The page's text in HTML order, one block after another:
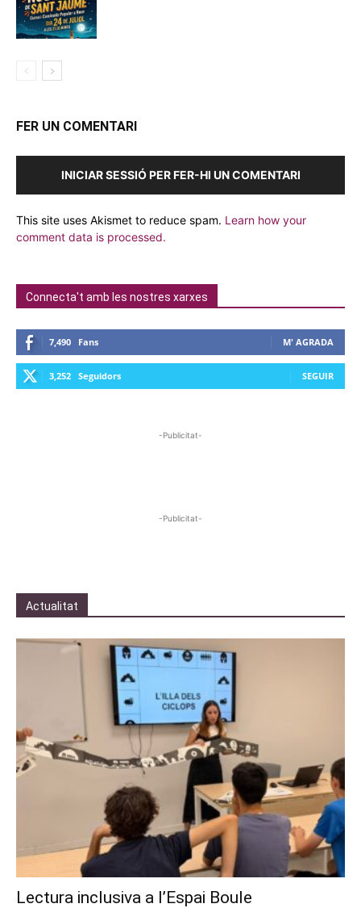
FER UN COMENTARI
INICIAR SESSIÓ PER FER-HI UN COMENTARI
This site uses Akismet to reduce spam. Learn how your
comment data is processed.
Connecta't amb les nostres xarxes
7,490 Fans M' AGRADA
3,252 Seguidors SEGUIR
-Publicitat-
-Publicitat-
Actualitat
Lectura inclusiva a l’Espai Boule